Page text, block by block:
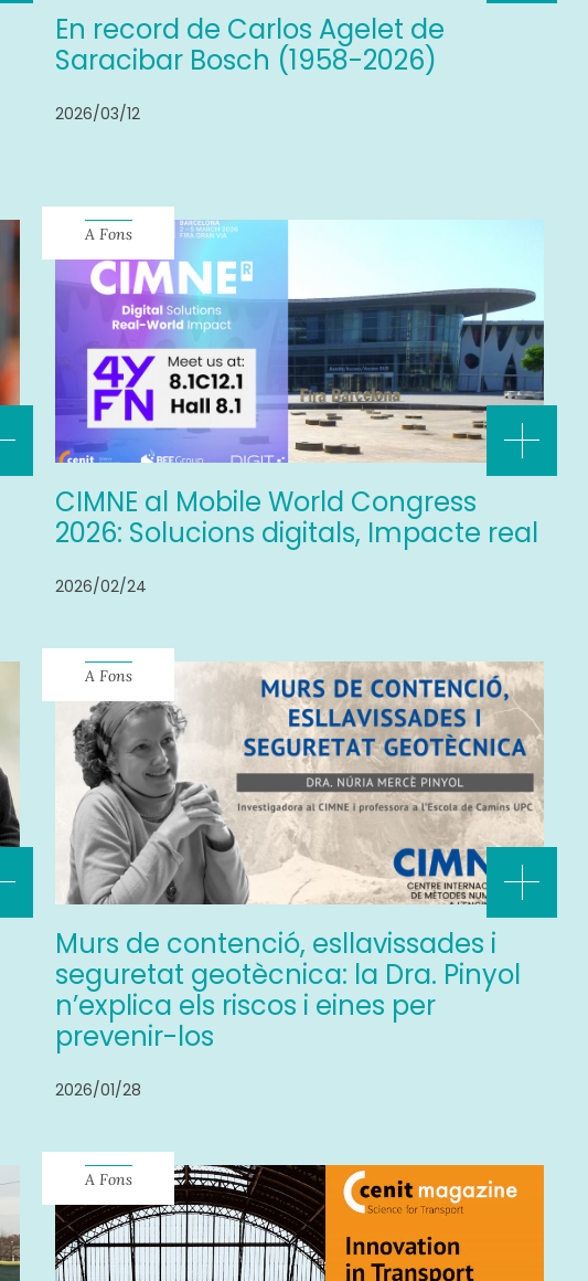
En record de Carlos Agelet de
Saracibar Bosch (1958-2026)
2026/03/12
A Fons
CIMNE al Mobile World Congress
2026: Solucions digitals, Impacte real
2026/02/24
A Fons
Murs de contenció, esllavissades i
seguretat geotècnica: la Dra. Pinyol
n’explica els riscos i eines per
prevenir-los
2026/01/28
A Fons